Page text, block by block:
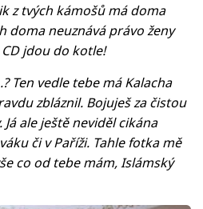
z tvých kámošů má doma
doma neuznává právo ženy
jdou do kotle!
Ten vedle tebe má Kalacha
zbláznil. Bojuješ za čistou
ale ještě neviděl cikána
či v Paříži. Tahle fotka mě
co od tebe mám, Islámský